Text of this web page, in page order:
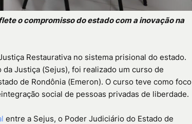
o compromisso do estado com a inovação na
Restaurativa no sistema prisional do estado.
Justiça (Sejus), foi realizado um curso de
de Rondônia (Emeron). O curso teve como foco
social de pessoas privadas de liberdade.
entre a Sejus, o Poder Judiciário do Estado de